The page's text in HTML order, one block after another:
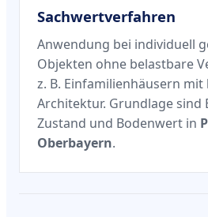
Sachwertverfahren
Anwendung bei individuell
Objekten ohne belastbare
z. B. Einfamilienhäusern
Architektur. Grundlage sind
Zustand und Bodenwert in
Oberbayern.